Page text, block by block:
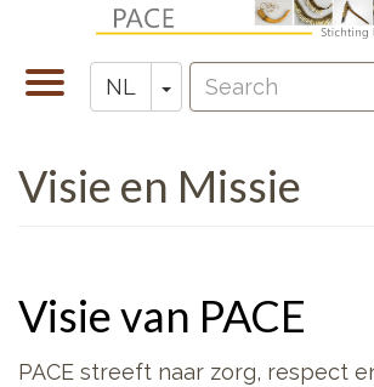
naar
gaan
Navigatie
wisselen
NL Toggle Dropdown
Zoeken
Search
Visie en Missie
Visie van PACE
PACE streeft naar zorg, respect